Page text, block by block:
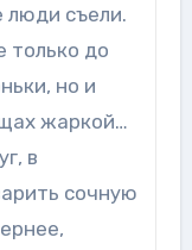
люди съели.
только до
но и
жаркой…
в
сочную